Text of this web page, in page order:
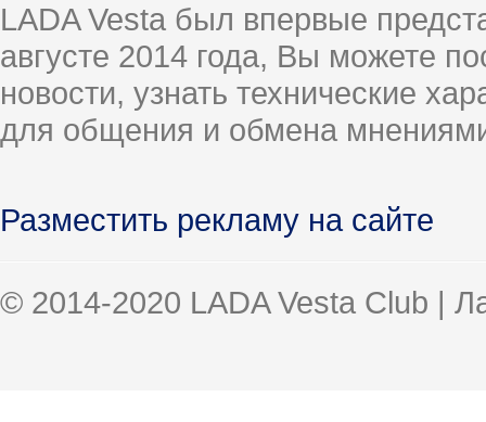
LADA Vesta был впервые
августе 2014 года, Вы можете
новости, узнать технические
для общения и обмена
Разместить рекламу на сайте
© 2014-2020 LADA Vesta Club |